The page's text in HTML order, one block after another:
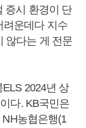
증시 환경이 단
려운데다 지수
않다는 게 전문
ELS 2024년 상
다. KB국민은
농협은행(1